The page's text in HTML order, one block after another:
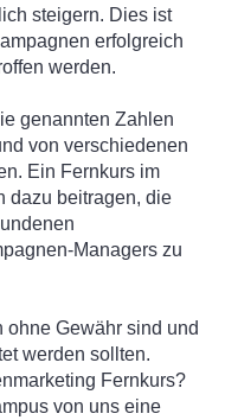
steigern. Dies ist
erfolgreich
werden.
genannten Zahlen
von verschiedenen
Ein Fernkurs im
dazu beitragen, die
Managers zu
ohne Gewähr sind und
werden sollten.
Fernkurs?
von uns eine